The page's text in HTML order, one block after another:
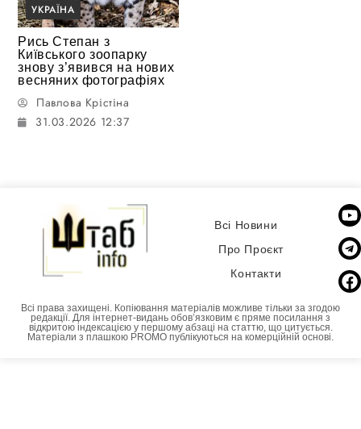
УКРАЇНА
Рись Степан з
Київcького зоопарку
знову з’явився на нових
весняних фотографіях
Павлова Крістіна
31.03.2026 12:37
Всі Новини
Про Проєкт
Контакти
Всі права захищені. Копіювання матеріалів можливе тільки за згодою
редакції. Для інтернет-видань обовʼязковим є пряме посилання з
відкритою індексацією у першому абзаці на статтю, що цитується.
Матеріали з плашкою PROMO публікуються на комерційній основі.